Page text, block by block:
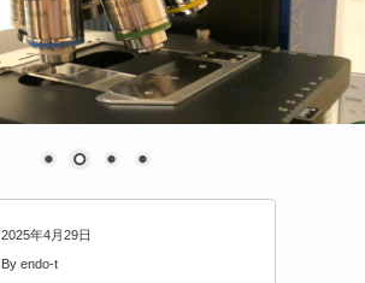
2025年4月29日
By endo-t